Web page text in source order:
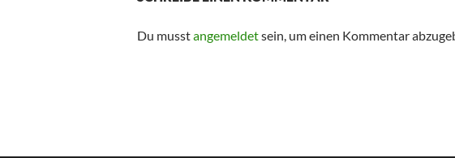
Du musstangemeldetsein, um einen Kommentar